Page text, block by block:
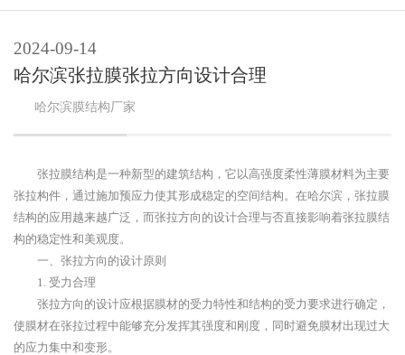
2024-09-14
哈尔滨张拉膜张拉方向设计合理
哈尔滨膜结构厂家
张拉膜结构是一种新型的建筑结构，它以高强度柔性薄膜材料为主要
张拉构件，通过施加预应力使其形成稳定的空间结构。在哈尔滨，张拉膜
结构的应用越来越广泛，而张拉方向的设计合理与否直接影响着张拉膜结
构的稳定性和美观度。
一、张拉方向的设计原则
1. 受力合理
张拉方向的设计应根据膜材的受力特性和结构的受力要求进行确定，
使膜材在张拉过程中能够充分发挥其强度和刚度，同时避免膜材出现过大
的应力集中和变形。